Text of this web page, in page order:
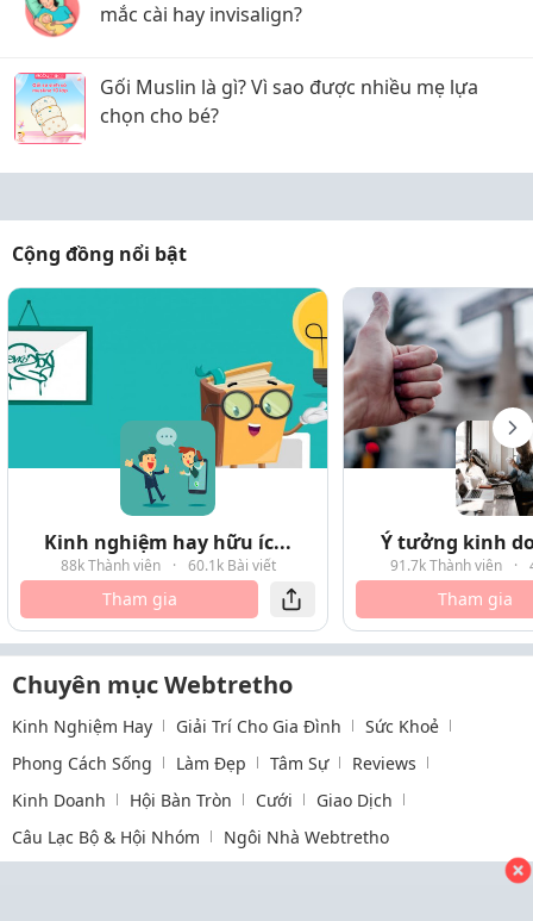
mắc cài hay invisalign?
Gối Muslin là gì? Vì sao được nhiều mẹ lựa
chọn cho bé?
Cộng đồng nổi bật
Kinh nghiệm hay hữu íc...
88k Thành viên · 60.1k Bài viết
Tham gia
Ý tưởng kinh
91.7k Thành viên ·
Tham gia
Chuyên mục Webtretho
Kinh Nghiệm Hay Giải Trí Cho Gia Đình
Sức Khoẻ
Phong Cách Sống
Làm Đẹp Tâm Sự
Reviews
Kinh Doanh
Hội Bàn Tròn Cưới
Giao Dịch
Câu Lạc Bộ & Hội Nhóm
Ngôi Nhà Webtretho